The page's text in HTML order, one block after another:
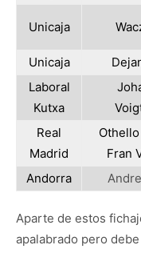
Unicaja
Unicaja
Laboral
Kutxa
Real
Madrid
Fran
Andorra
Aparte de estos
apalabrado pero